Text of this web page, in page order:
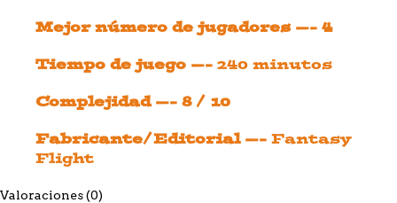
Mejor número de jugadores —- 4
Tiempo de juego —- 240 minutos
Complejidad —- 8 / 10
Fabricante/Editorial —- Fantasy
Flight
Valoraciones (0)